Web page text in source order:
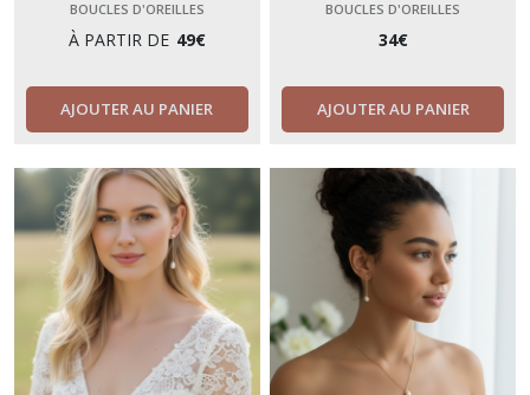
artisanales bohèmes.
BOUCLES D'OREILLES
À PARTIR DE 49€
AJOUTER AU PANIER
BOUCLES D'OREILLES
34€
AJOUTER AU PANIER